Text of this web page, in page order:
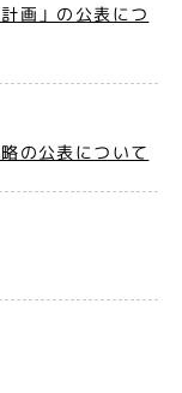
画」の公表につ
の公表について